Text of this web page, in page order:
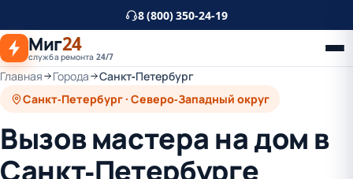
основному
контенту
8 (800) 350-24-19
Миг24
служба ремонта 24/7
Главная Города
Санкт-Петербург
Санкт-Петербург · Северо-Западный округ
Вызов мастера на дом в
Санкт-Петербурге